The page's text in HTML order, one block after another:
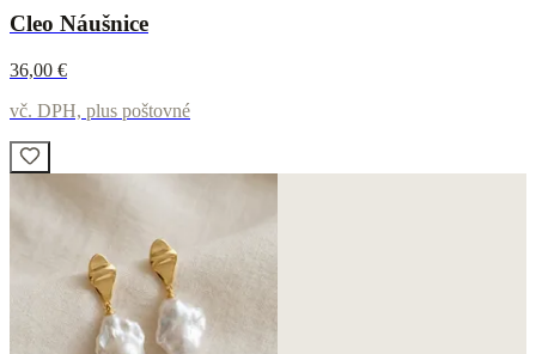
Cleo Náušnice
36,00 €
vč. DPH, plus poštovné